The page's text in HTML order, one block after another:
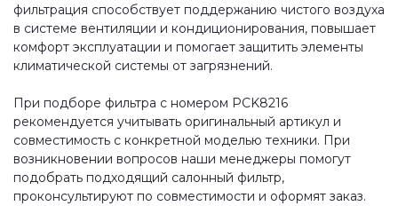
фильтрация способствует поддержанию чистого воздуха
в системе вентиляции и кондиционирования, повышает
комфорт эксплуатации и помогает защитить элементы
климатической системы от загрязнений.
При подборе фильтра с номером PCK8216
рекомендуется учитывать оригинальный артикул и
совместимость с конкретной моделью техники. При
возникновении вопросов наши менеджеры помогут
подобрать подходящий салонный фильтр,
проконсультируют по совместимости и оформят заказ.